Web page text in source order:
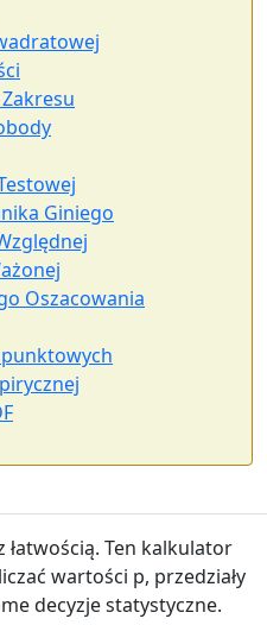
Giniego
Oszacowania
Ten kalkulator
wartości p, przedziały
decyzje statystyczne.